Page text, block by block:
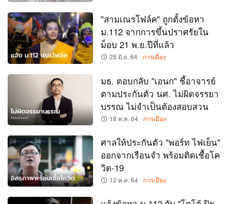
"สามเณรโฟล์ค" ถูกตั้งข้อหา
ม.112 จากการขึ้นปราศรัยใน
ม็อบ 21 พ.ย.ปีที่แล้ว
28 มิ.ย. 64 การเมือง
มธ. ตอบกลับ "เอนก" ชี้อาจารย์
ตามประกันตัว นศ. ไม่ผิดจรรยา
บรรณ ไม่จำเป็นต้องสอบสวน
18 พ.ค. 64 การเมือง
ศาลให้ประกันตัว "พอร์ท ไฟเย็น"
ออกจากเรือนจำ พร้อมติดเชื้อโค
วิด-19
12 พ.ค. 64 การเมือง